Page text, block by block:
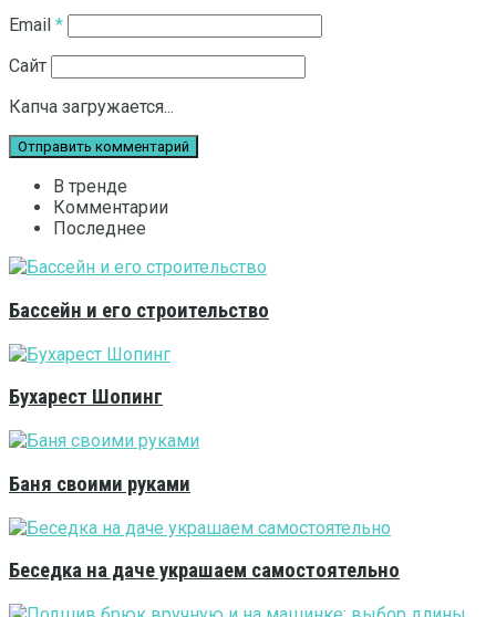
Email *
Сайт
Капча загружается...
В тренде
Комментарии
Последнее
Бассейн и его строительство
Бухарест Шопинг
Баня своими руками
Беседка на даче украшаем самостоятельно